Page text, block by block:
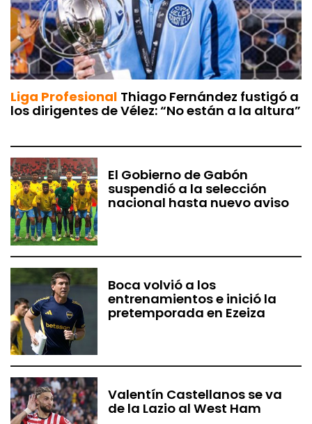
Liga Profesional Thiago Fernández fustigó a
los dirigentes de Vélez: “No están a la altura”
El Gobierno de Gabón
suspendió a la selección
nacional hasta nuevo aviso
Boca volvió a los
entrenamientos e inició la
pretemporada en Ezeiza
Valentín Castellanos se va
de la Lazio al West Ham